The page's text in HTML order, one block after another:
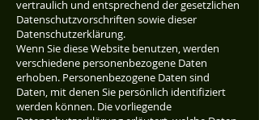
vertraulich und entsprechend der gesetzlichen
Datenschutzvorschriften sowie dieser
Datenschutzerklärung.
Wenn Sie diese Website benutzen, werden
verschiedene personenbezogene Daten
erhoben. Personenbezogene Daten sind
Daten, mit denen Sie persönlich identifiziert
werden können. Die vorliegende